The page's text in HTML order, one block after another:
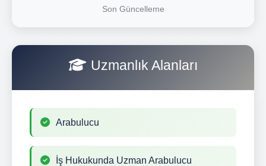
Son Güncelleme
Uzmanlık Alanları
Arabulucu
İş Hukukunda Uzman Arabulucu